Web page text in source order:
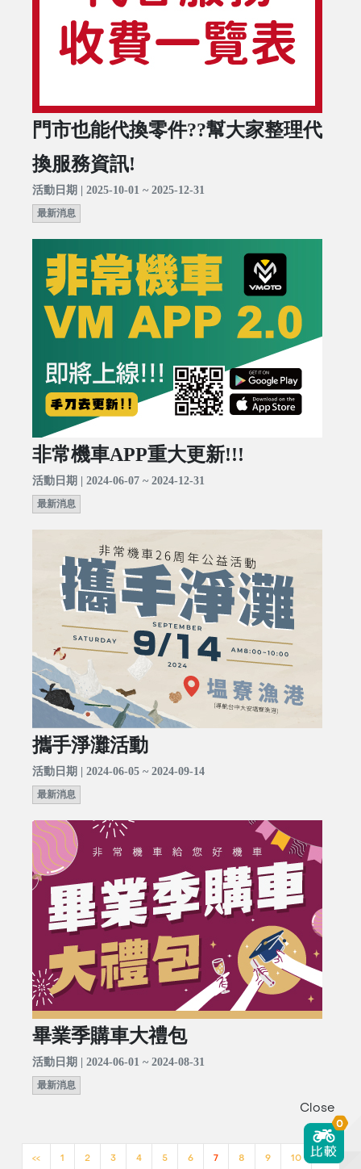
門市也能代換零件??幫大家整理代
換服務資訊!
活動日期 | 2025-10-01 ~ 2025-12-31
最新消息
非常機車APP重大更新!!!
活動日期 | 2024-06-07 ~ 2024-12-31
最新消息
攜手淨灘活動
活動日期 | 2024-06-05 ~ 2024-09-14
最新消息
畢業季購車大禮包
活動日期 | 2024-06-01 ~ 2024-08-31
最新消息
<< 1 2 3 4 5 6 7 8 9 10 >>
Close
0